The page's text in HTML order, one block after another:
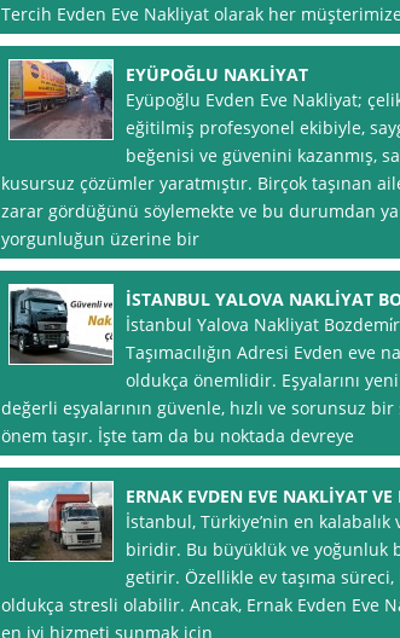
Tercih Evden Eve Nakliyat olarak her
EYÜPOĞLU NAKLİYAT
Eyüpoğlu Evden Eve Nakliyat;
eğitilmiş profesyonel ekibiyle,
beğenisi ve güvenini kazanmış,
kusursuz çözümler yaratmıştır. Birçok taşınan
zarar gördüğünü söylemekte ve bu durumdan
yorgunluğun üzerine bir
İSTANBUL YALOVA NAKLİYAT
İstanbul Yalova Nakliyat
Taşımacılığın Adresi Evden eve
oldukça önemlidir. Eşyalarını
değerli eşyalarının güvenle, hızlı ve sorunsuz
önem taşır. İşte tam da bu noktada devreye
ERNAK EVDEN EVE NAKLİYAT
İstanbul, Türkiye’nin en
biridir. Bu büyüklük ve yoğunluk
getirir. Özellikle ev taşıma
oldukça stresli olabilir. Ancak, Ernak Evden Eve
en iyi hizmeti sunmak için